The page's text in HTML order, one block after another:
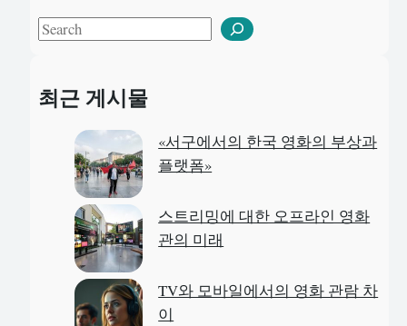
S
r
최근 게시물
«서구에서의 한국 영화의 부상과
플랫폼»
스트리밍에 대한 오프라인 영화
관의 미래
TV와 모바일에서의 영화 관람 차
이